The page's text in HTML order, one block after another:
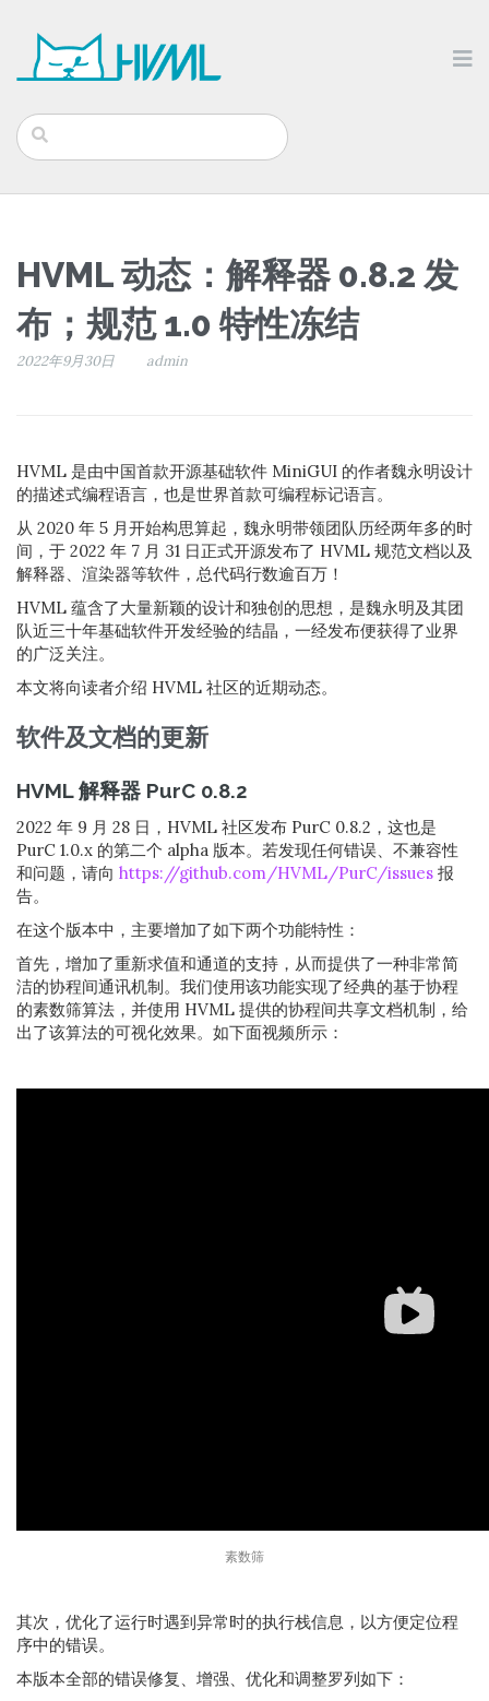
HVML 动态：解释器 0.8.2 发
布；规范 1.0 特性冻结
2022年9月30日 admin
HVML 是由中国首款开源基础软件 MiniGUI 的作者魏永明设计
的描述式编程语言，也是世界首款可编程标记语言。
从 2020 年 5 月开始构思算起，魏永明带领团队历经两年多的时
间，于 2022 年 7 月 31 日正式开源发布了 HVML 规范文档以及
解释器、渲染器等软件，总代码行数逾百万！
HVML 蕴含了大量新颖的设计和独创的思想，是魏永明及其团
队近三十年基础软件开发经验的结晶，一经发布便获得了业界
的广泛关注。
本文将向读者介绍 HVML 社区的近期动态。
软件及文档的更新
HVML 解释器 PurC 0.8.2
2022 年 9 月 28 日，HVML 社区发布 PurC 0.8.2，这也是
PurC 1.0.x 的第二个 alpha 版本。若发现任何错误、不兼容性
和问题，请向 https://github.com/HVML/PurC/issues 报
告。
在这个版本中，主要增加了如下两个功能特性：
首先，增加了重新求值和通道的支持，从而提供了一种非常简
洁的协程间通讯机制。我们使用该功能实现了经典的基于协程
的素数筛算法，并使用 HVML 提供的协程间共享文档机制，给
出了该算法的可视化效果。如下面视频所示：
素数筛
其次，优化了运行时遇到异常时的执行栈信息，以方便定位程
序中的错误。
本版本全部的错误修复、增强、优化和调整罗列如下：